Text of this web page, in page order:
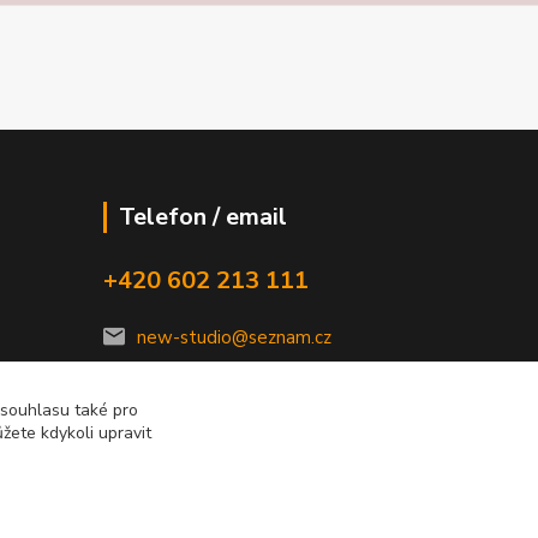
Telefon / email
+420 602 213 111
new-studio@seznam.cz
také pro
kdykoli upravit